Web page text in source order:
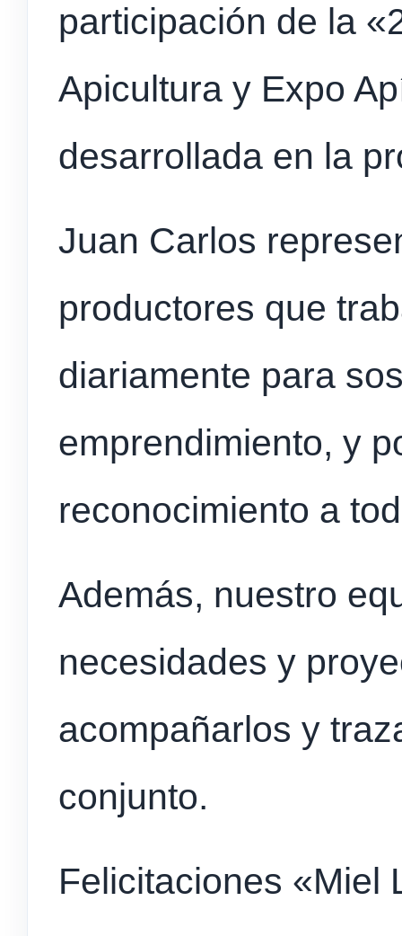
participación de la
Apicultura y Expo
desarrollada en la
Juan Carlos
productores que
diariamente para
emprendimiento, y
reconocimiento a
Además, nuestro
necesidades y
acompañarlos y
conjunto.
Felicitaciones «Miel